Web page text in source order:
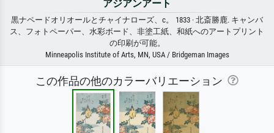
アジアンアート
黒ナペードオリオールとチャイナローズ、c。 1833 · 北斎勝鹿. キャンバ
ス、フォトペーパー、水彩ボード、非塗工紙、和紙へのアートプリント
の印刷が可能。
Minneapolis Institute of Arts, MN, USA / Bridgeman Images
この作品の他のカラーバリエーション